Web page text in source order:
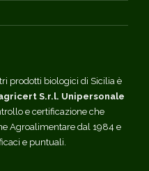
prodotti biologici di Sicilia è
S.r.l. Unipersonale
e certificazione che
Agroalimentare dal 1984 e
e puntuali.